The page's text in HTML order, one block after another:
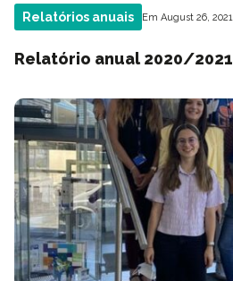
Relatórios anuais Em August 26, 2021
Relatório anual 2020/2021